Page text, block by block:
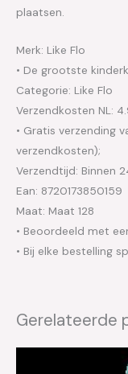
plaatsen.
Merk: Like Flo
• De grootste
Categorie: Like Flo
Verzendkosten NL:
• Gratis verzending
verzendkosten);
Verzendtijd: Binnen
Ean: 8720173850159
Maat: Maat 128
• Beoordeeld met
• Bij elke bestelling
Gerelateerde